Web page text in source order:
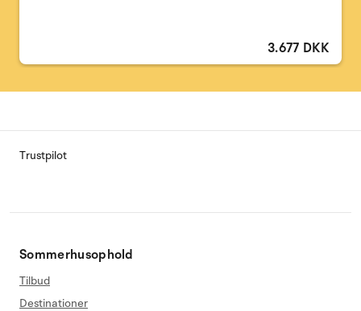
3.677 DKK
Trustpilot
Sommerhusophold
Tilbud
Destinationer